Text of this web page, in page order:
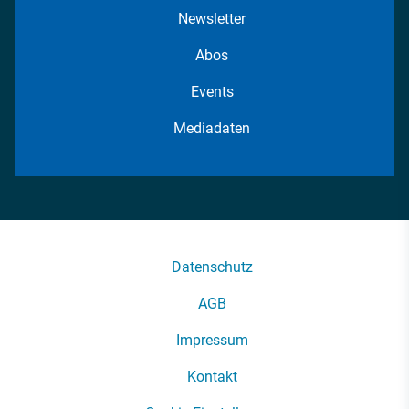
Newsletter
Abos
Events
Mediadaten
Datenschutz
AGB
Impressum
Kontakt